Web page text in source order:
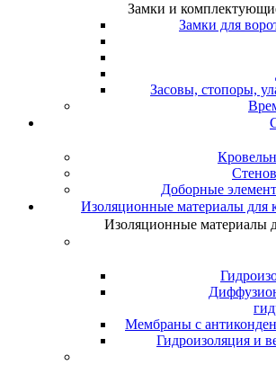
Замки и
Замки для
Засовы, стопоры,
Доборные
Изоляционные материалы для
Изоляционные материалы
Мембраны с
Гидроизоляция и